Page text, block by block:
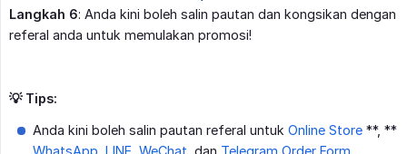
Langkah 6: Anda kini boleh salin pautan dan kongsikan dengan
referal anda untuk memulakan promosi!
💡 Tips:
Anda kini boleh salin pautan referal untuk Online Store **, **
WhatsApp, LINE, WeChat, dan Telegram Order Form